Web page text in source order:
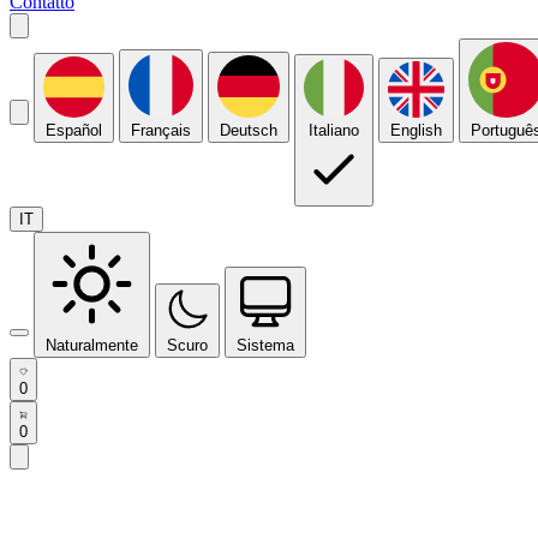
Español Français Deutsch Italiano English
IT
Naturalmente Scuro Sistema
0
0